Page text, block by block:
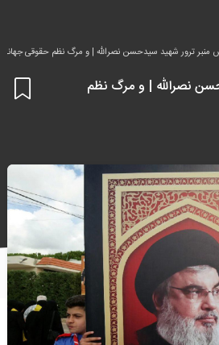
منبر ترور شهید سیدحسن نصرالله | و مرگ نظم حقوقی جهانی
نصرالله | و مرگ نظم